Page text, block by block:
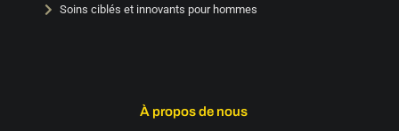
Soins ciblés et innovants pour hommes
À propos de nous